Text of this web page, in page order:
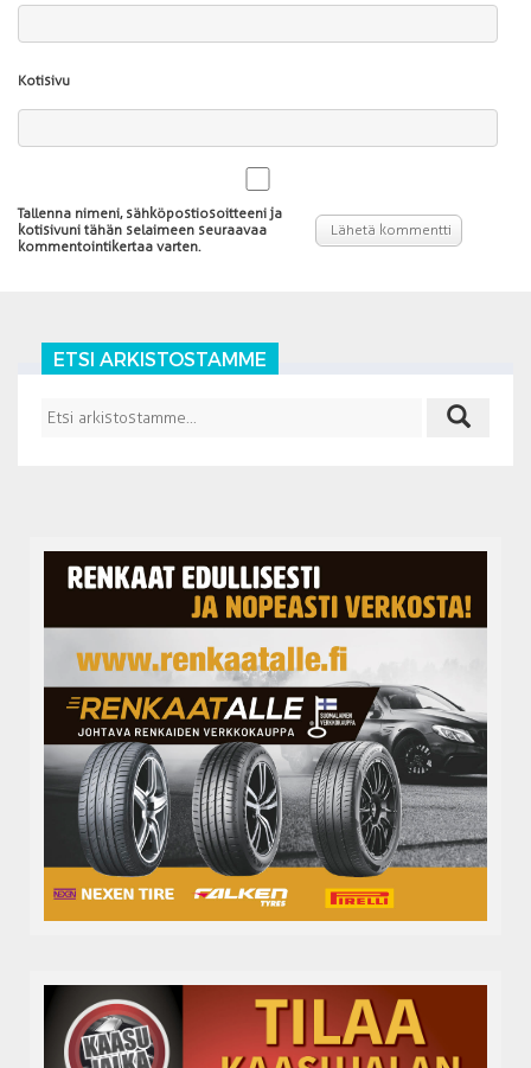
Kotisivu
Tallenna nimeni, sähköpostiosoitteeni ja
kotisivuni tähän selaimeen seuraavaa
kommentointikertaa varten.
ETSI ARKISTOSTAMME